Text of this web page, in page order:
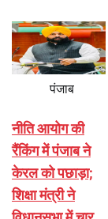
पंजाब
नीति आयोग की
रैंकिंग में पंजाब ने
केरल को पछाड़ा;
शिक्षा मंत्री ने